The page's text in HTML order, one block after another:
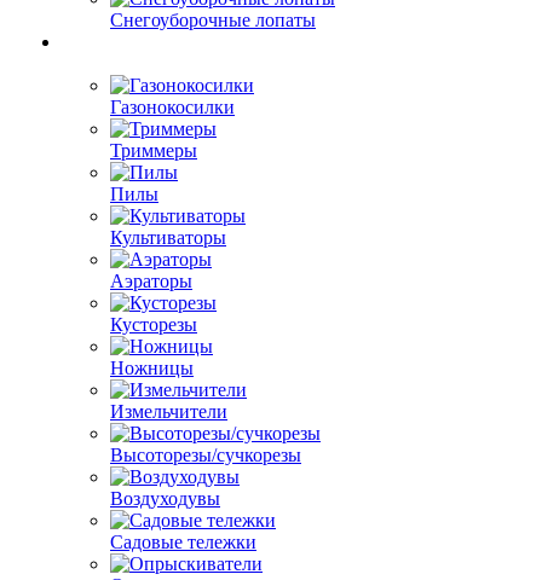
Снегоуборочные лопаты
Газонокосилки
Триммеры
Пилы
Культиваторы
Аэраторы
Кусторезы
Ножницы
Измельчители
Высоторезы/сучкорезы
Воздуходувы
Садовые тележки